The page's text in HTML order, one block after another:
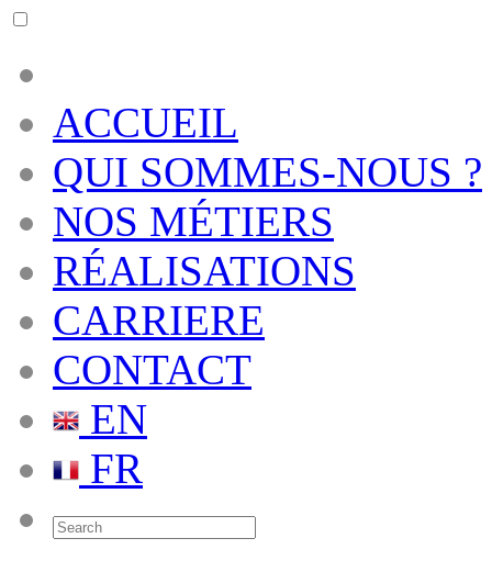
ACCUEIL
QUI SOMMES-NOUS ?
NOS MÉTIERS
RÉALISATIONS
CARRIERE
CONTACT
EN
FR